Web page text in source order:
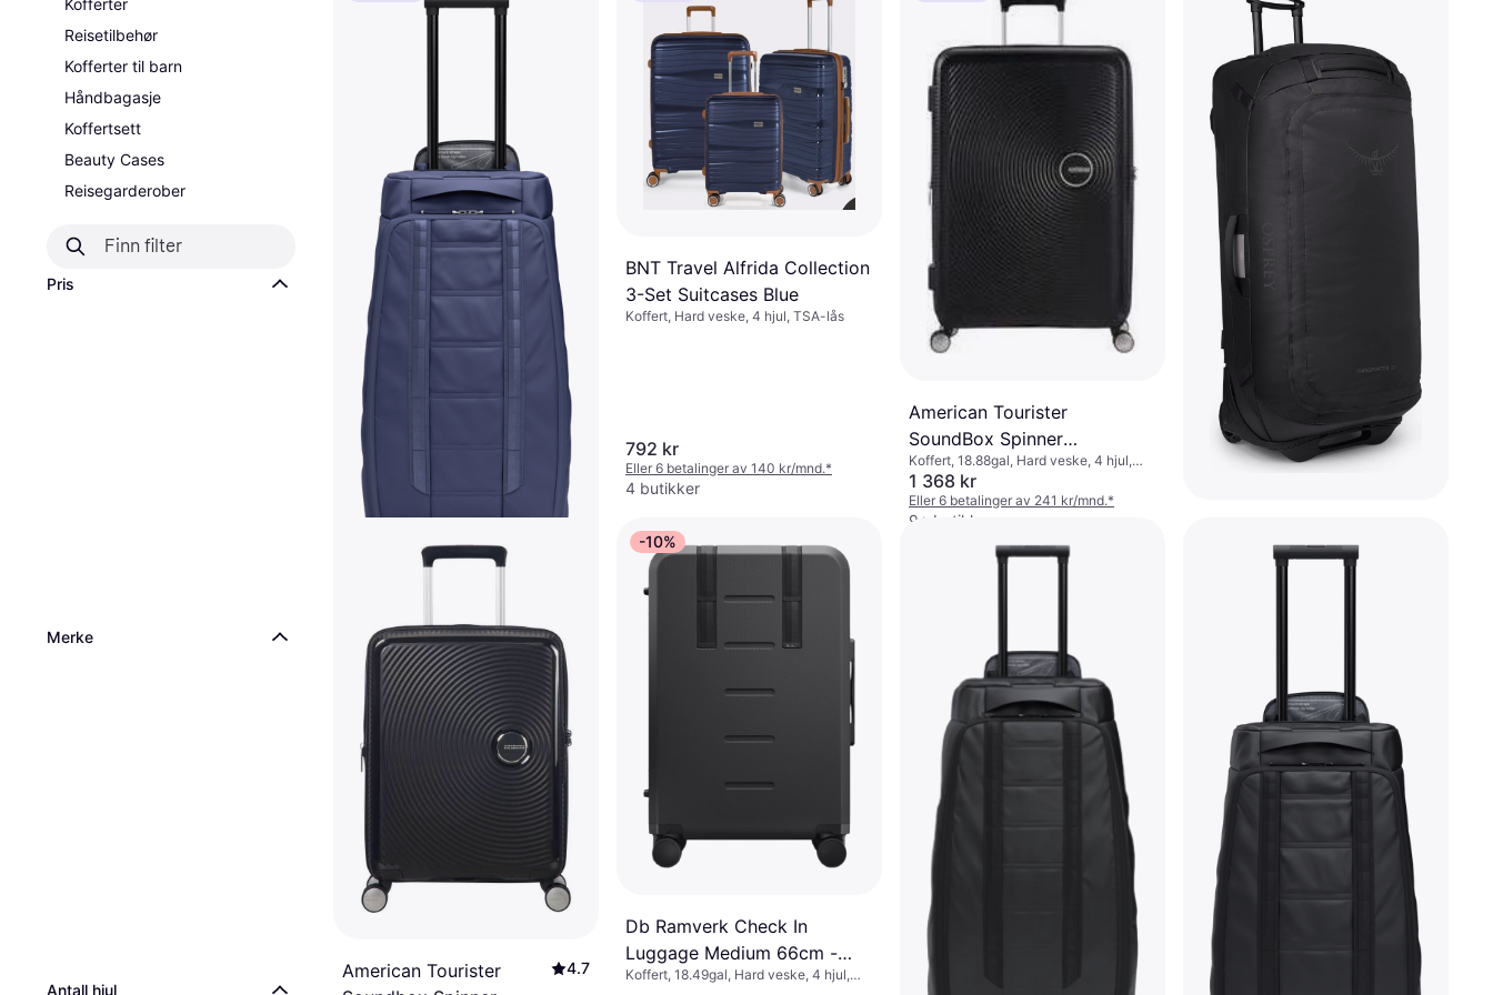
Kofferter
Reisetilbehør
Kofferter til barn
Håndbagasje
Koffertsett
Beauty Cases
Reisegarderober
Pris
Merke
Antall hjul
Db Hugger Roller Bag
Check-in 60L
Koffert, 15.85gal, Myk veske, 2 hjul
3 149 kr
9+ butikker
BNT Travel Alfrida Collection
3-Set Suitcases Blue
Koffert, Hard veske, 4 hjul, TSA-lås
792 kr
Eller 6 betalinger av 140 kr/mnd.*
4 butikker
American Tourister
SoundBox Spinner
Expandable 67cm - Bass
Black
Koffert, 18.88gal, Hard veske, 4 hjul,
TSA-lås, Kan utvides
1 368 kr
Eller 6 betalinger av 241 kr/mnd.*
9+ butikker
Duffel 120 Raven Black/Black
American Tourister
4.7
-10%
Db Ramverk Check In
Luggage Medium 66cm -
Black Out
Koffert, 18.49gal, Hard veske, 4 hjul,